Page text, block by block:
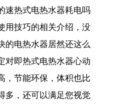
速热式电热水器耗电吗
用技巧的相关介绍，没
的电热水器居然还这么
对即热式电热水器心动
，节能环保，体积也比
多，还可以满足您视觉